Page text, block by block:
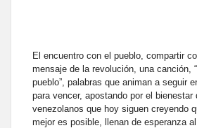
El encuentro con el pueblo, compartir
mensaje de la revolución, una canción,
pueblo”, palabras que animan a seguir
para vencer, apostando por el bienestar
venezolanos que hoy siguen creyendo
mejor es posible, llenan de esperanza